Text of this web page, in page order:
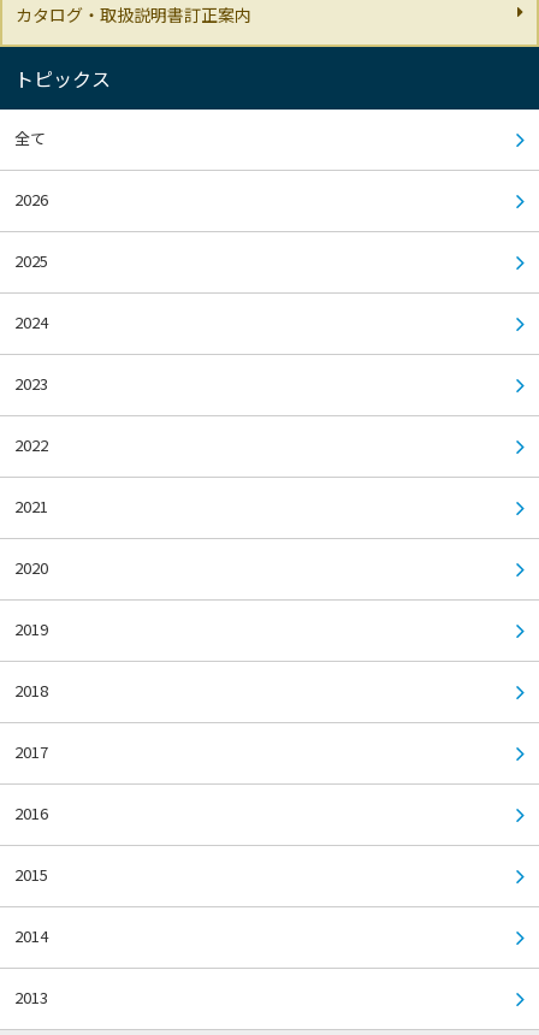
カタログ・取扱説明書訂正案内
トピックス
全て
2026
2025
2024
2023
2022
2021
2020
2019
2018
2017
2016
2015
2014
2013